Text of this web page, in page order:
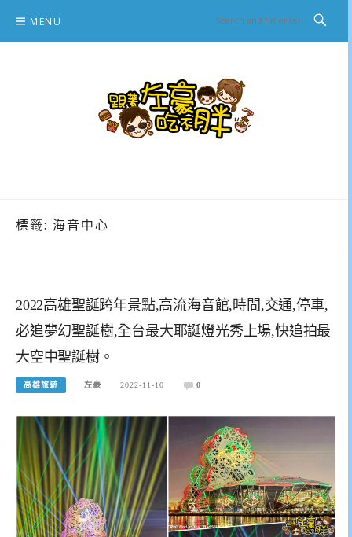
content
MENU
標籤: 海音中心
2022高雄聖誕跨年景點,高流海音館,時間,交通,停車,
必追夢幻聖誕樹,全台最大耶誕燈光秀上場,快追拍最
大空中聖誕樹。
高雄旅遊 左豪 2022-11-10 0